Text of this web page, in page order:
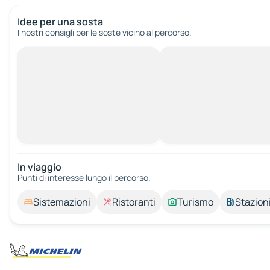
Idee per una sosta
I nostri consigli per le soste vicino al percorso.
In viaggio
Punti di interesse lungo il percorso.
Sistemazioni Ristoranti Turismo